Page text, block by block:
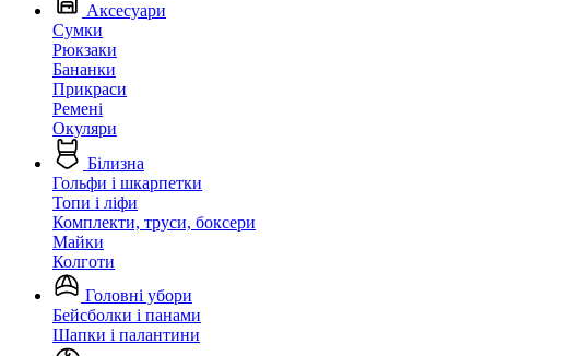
Аксесуари
Сумки
Рюкзаки
Бананки
Прикраси
Ремені
Окуляри
Білизна
Гольфи і шкарпетки
Топи і ліфи
Комплекти, труси, боксери
Майки
Колготи
Головні убори
Бейсболки і панами
Шапки і палантини